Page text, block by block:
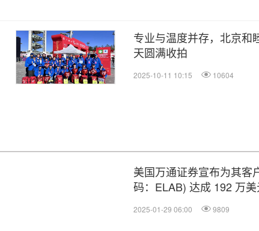
专业与温度并存，北京和
天圆满收拍
2025-10-11 10:15 10604
美国万通证券宣布为其客
码：ELAB) 达成 192 万
2025-01-29 06:00 9809